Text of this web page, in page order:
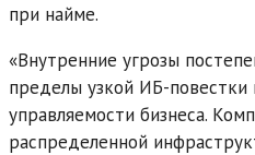
при найме.
«Внутренние угрозы
пределы узкой ИБ-повестки
управляемости бизнеса.
распределенной